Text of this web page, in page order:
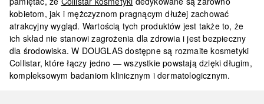
kobietom, jak i mężczyznom pragnącym dłużej zachować
atrakcyjny wygląd. Wartością tych produktów jest także to, że
ich skład nie stanowi zagrożenia dla zdrowia i jest bezpieczny
dla środowiska. W DOUGLAS dostępne są rozmaite kosmetyki
Collistar, które łączy jedno — wszystkie powstają dzięki długim,
kompleksowym badaniom klinicznym i dermatologicznym.